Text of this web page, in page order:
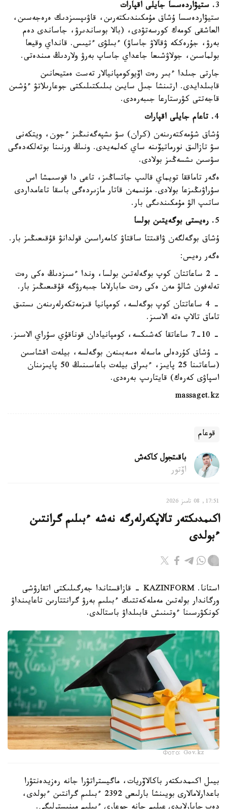
3. ستيۋاردەسسا جايلى اقپارات
ستيۋاردەسسا ۇشاق مۇمكىندىكتەرىن، قاۋىپسىزدىك ەرەجەسىن،
العاشقى كومەك كورسەتۋدى، (بالا بوساندىرۋ، جاساندى دەم
بەرۋ، جۇرەككە ۋقالاۋ جاساۋ) ءبىلۋى ءتيىس. قانداي وقيعا
بولماسىن، جولاۋشىعا جاعداي جاساپ بەرۋ ولاردىڭ مىندەتى.
جارتى جىلدا ءبىر رەت اۆيوكومپانيالار تەست ەمتيحانىن
قابىلدايدى. ارتىنشا جىل سايىن بىلىكتىلىكتى جوعارىلاتۋ ءۇشىن
قاجەتتى كۋرستارعا جىبەرەدى.
4. تاعام جايلى اقپارات
ۇشاق شۇمەكتەرىنەن (كران) سۋ ىشپەگەنىڭىز ءجون، ويتكەنى
سۋ تازالىق نورماتيۆىنە ساي كەلمەيدى. ونىڭ ورنىنا بوتەلكەدەگى
سۋسىن ىشسەڭىز بولادى.
ەگەر تاماققا تويماي قالىپ جاتساڭىز، تاعى دا قوسىمشا اس
سۇراۋىڭىزعا بولادى. مۇنىمەن قاتار مازىردەگى باسقا تاعامداردى
ساتىپ الۋ مۇمكىندىگى بار.
5. رەيستى بوگەيتىن بولسا
ۇشاق بوگەلگەن ۋاقىتتا ساقتاۋ كامەراسىن قولدانۋ قۇقىعىڭىز بار.
ەگەر رەيس:
- 2 ساعاتتان كوپ بوگەلەتىن بولسا، وندا ءسىزدىڭ ەكى رەت
تەلەفون شالۋ مەن ەكى رەت حابارلاما جىبەرۋگە قۇقىعىڭىز بار.
- 4 ساعاتتان كوپ بوگەلسە، كومپانيا قىزمەتكەرلەرىنەن ىستىق
تاماق تالاپ ەتە الاسىز.
- 7-10 ساعاتقا كەشىكسە، كومپانيادان قوناقۇي سۇراي الاسىز.
- ۇشاق كۇردەلى ماسەلە ەسەبىنەن بوگەلسە، بيلەت اقشاسىن
(ساعاتىنا 25 پايىز، ءبىراق بيلەت باعاسىنىڭ 50 پايىزىنان
اسپاۋى كەرەك) قايتارىپ بەرەدى.
massaget.kz
قوعام
باقىتجول كاكەش
اۆتور
17:51, 08 تامىز 2026
اكىمدىكتەر تالاپكەرلەرگە نەشە ءبىلىم گرانتىن
ءبولدى
استانا. KAZINFORM - قازاقستاندا جەرگىلىكتى اتقارۋشى
ورگاندار بولەتىن مەملەكەتتىك ءبىلىم بەرۋ گرانتتارىن تاعايىنداۋ
كونكۋرسىنا ءوتىنىش قابىلداۋ باستالدى.
Фото: Gov.kz
بيىل اكىمدىكتەر باكالاۆريات، ماگيستراتۋرا جانە رەزيدەنتۋرا
باعدارلامالارى بويىنشا بارلىعى 2392 ءبىلىم گرانتىن ءبولدى،